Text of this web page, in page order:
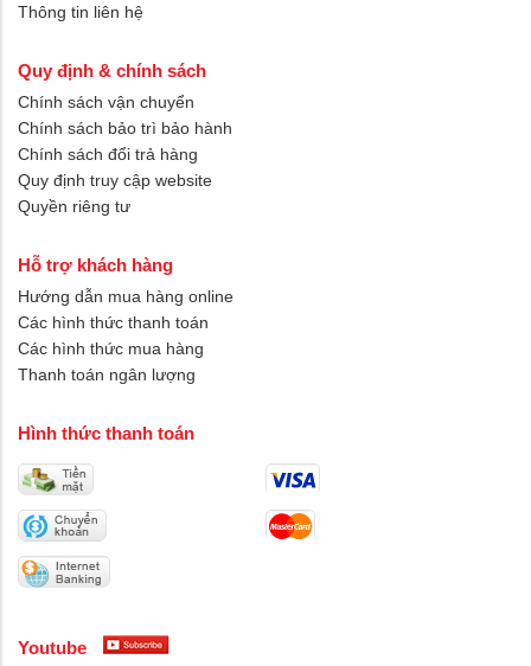
Thông tin liên hệ
Quy định & chính sách
Chính sách vận chuyển
Chính sách bảo trì bảo hành
Chính sách đổi trả hàng
Quy định truy cập website
Quyền riêng tư
Hỗ trợ khách hàng
Hướng dẫn mua hàng online
Các hình thức thanh toán
Các hình thức mua hàng
Thanh toán ngân lượng
Hình thức thanh toán
Youtube